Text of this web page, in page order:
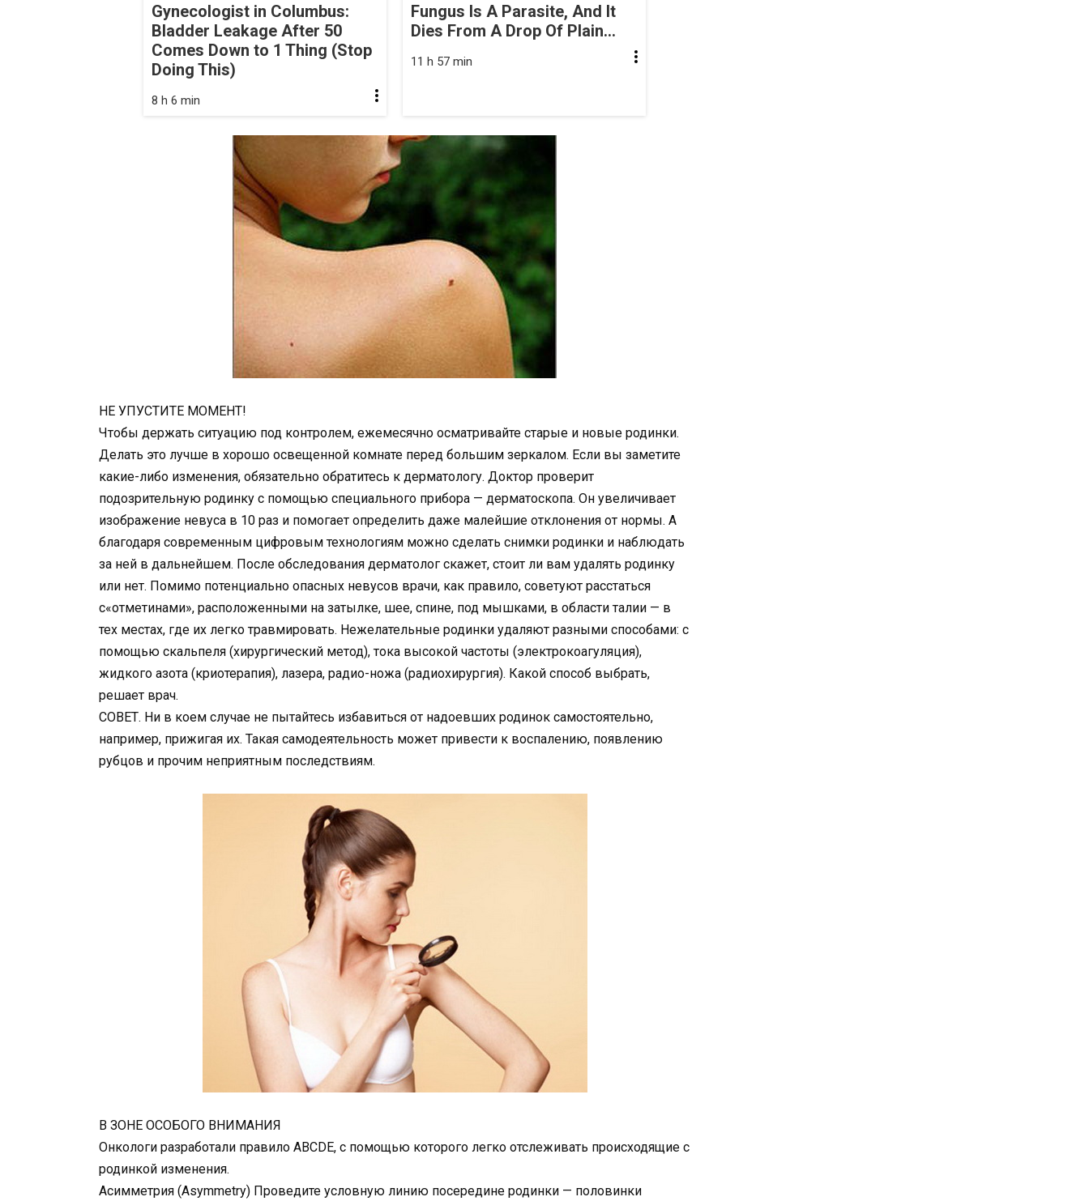
Gynecologist in Columbus:
Bladder Leakage After 50
Comes Down to 1 Thing (Stop
Doing This)
8 h 6 min
Fungus Is A Parasite, And It
Dies From A Drop Of Plain...
11 h 57 min
НЕ УПУСТИТЕ МОМЕНТ!
Чтобы держать ситуацию под контролем, ежемесячно осматривайте старые и новые родинки.
Делать это лучше в хорошо освещенной комнате перед большим зеркалом. Если вы заметите
какие-либо изменения, обязательно обратитесь к дерматологу. Доктор проверит
подозрительную родинку с помощью специального прибора — дерматоскопа. Он увеличивает
изображение невуса в 10 раз и помогает определить даже малейшие отклонения от нормы. А
благодаря современным цифровым технологиям можно сделать снимки родинки и наблюдать
за ней в дальнейшем. После обследования дерматолог скажет, стоит ли вам удалять родинку
или нет. Помимо потенциально опасных невусов врачи, как правило, советуют расстаться
с«отметинами», расположенными на затылке, шее, спине, под мышками, в области талии — в
тех местах, где их легко травмировать. Нежелательные родинки удаляют разными способами: с
помощью скальпеля (хирургический метод), тока высокой частоты (электрокоагуляция),
жидкого азота (криотерапия), лазера, радио-ножа (радиохирургия). Какой способ выбрать,
решает врач.
СОВЕТ. Ни в коем случае не пытайтесь избавиться от надоевших родинок самостоятельно,
например, прижигая их. Такая самодеятельность может привести к воспалению, появлению
рубцов и прочим неприятным последствиям.
В ЗОНЕ ОСОБОГО ВНИМАНИЯ
Онкологи разработали правило ABCDE, с помощью которого легко отслеживать происходящие с
родинкой изменения.
Асимметрия (Asymmetry) Проведите условную линию посередине родинки — половинки